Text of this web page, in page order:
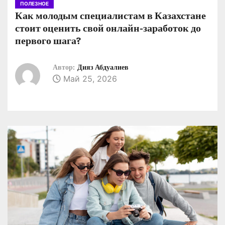
ПОЛЕЗНОЕ
Как молодым специалистам в Казахстане
стоит оценить свой онлайн-заработок до
первого шага?
Автор: Дияз Абдуалиев
Май 25, 2026